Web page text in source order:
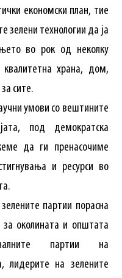
економски план, тие
зелени технологии да ја
во рок од неколку
храна, дом,
сите.
умови со вештините
под демократска
да ги пренасочиме
и ресурси во
партии порасна
за околината и општата
партии на
лидерите на зелените